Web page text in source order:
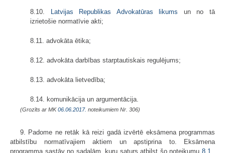
8.10. Latvijas Republikas Advokatūras likums un no tā
izrietošie normatīvie akti;
8.11. advokāta ētika;
8.12. advokāta darbības starptautiskais regulējums;
8.13. advokāta lietvedība;
8.14. komunikācija un argumentācija.
(Grozīts ar MK06.06.2017. noteikumiem Nr. 306)
9. Padome ne retāk kā reizi gadā izvērtē eksāmena programmas
atbilstību normatīvajiem aktiem un apstiprina to. Eksāmena
programma sastāv no sadaļām, kuru saturs atbilst šo noteikumu 8.1